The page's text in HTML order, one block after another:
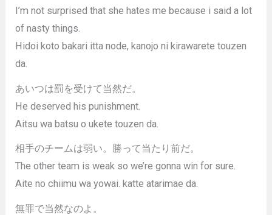
I’m not surprised that she hates me because i said a lot
of nasty things.
Hidoi koto bakari itta node, kanojo ni kirawarete touzen
da.
あいつは罰を受けて当然だ。
He deserved his punishment.
Aitsu wa batsu o ukete touzen da.
相手のチームは弱い。勝って当たり前だ。
The other team is weak so we’re gonna win for sure.
Aite no chiimu wa yowai. katte atarimae da.
無罪で当然なのよ。